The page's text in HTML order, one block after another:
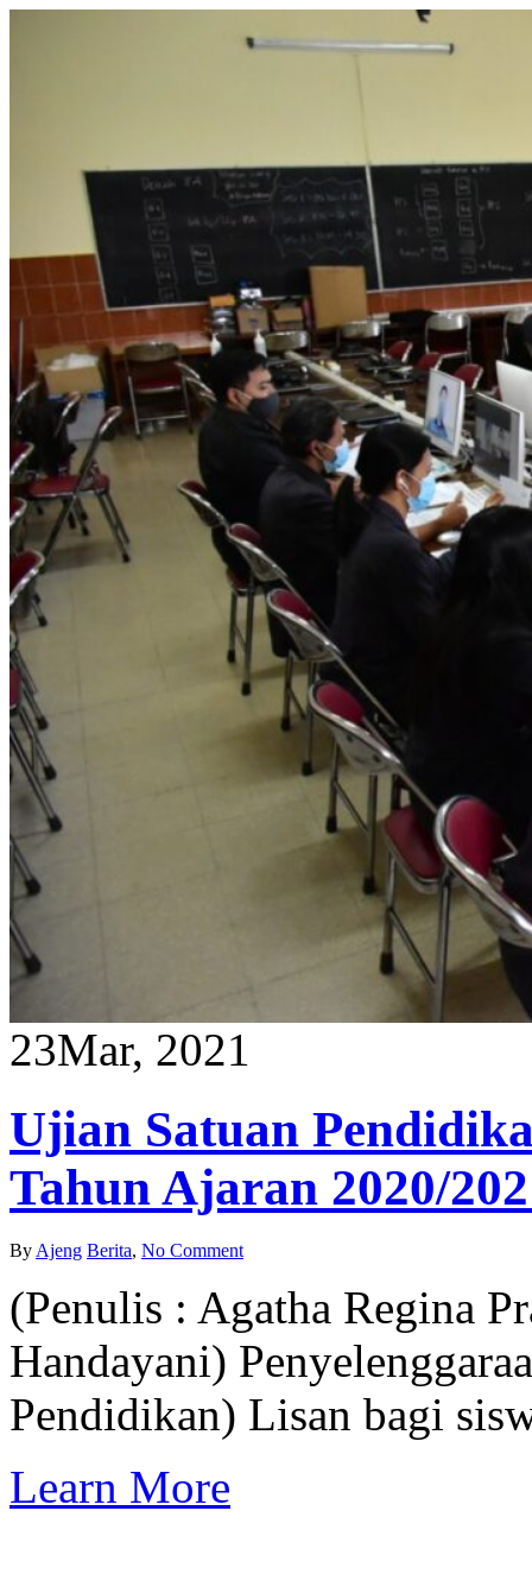
23Mar, 2021
Ujian Satuan
Tahun Ajaran 2020/
By Ajeng Berita, No Comment
(Penulis : Agatha Regina
Handayani)
Pendidikan) Lisan bagi
Learn More